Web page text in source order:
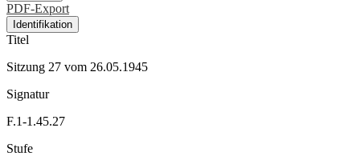
PDF-Export
Identifikation
Titel
Sitzung 27 vom 26.05.1945
Signatur
F.1-1.45.27
Stufe